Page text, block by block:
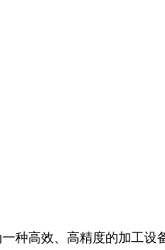
高效、高精度的加工设